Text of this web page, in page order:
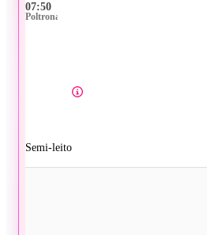
07:50
Poltrona
Semi-leito